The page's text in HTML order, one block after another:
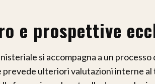
e prospettive
si accompagna a un processo
ulteriori valutazioni interne al